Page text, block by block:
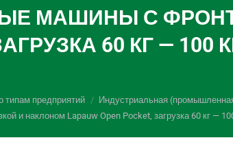
МАШИНЫ С
60 КГ — 100
типам предприятий
Индустриальная
и наклоном Lapauw Open Pocket, загрузка 60 кг —